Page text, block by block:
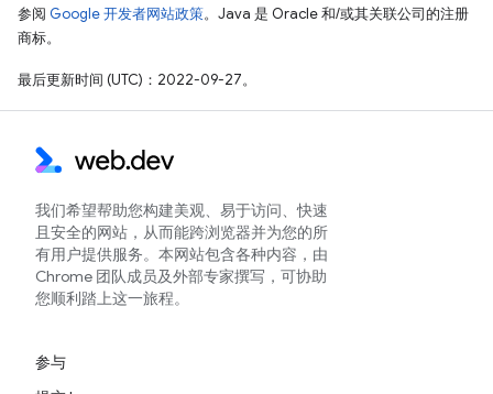
参阅 Google 开发者网站政策。Java 是 Oracle 和/或其关联公司的注册
商标。
最后更新时间 (UTC)：2022-09-27。
我们希望帮助您构建美观、易于访问、快速
且安全的网站，从而能跨浏览器并为您的所
有用户提供服务。本网站包含各种内容，由
Chrome 团队成员及外部专家撰写，可协助
您顺利踏上这一旅程。
参与